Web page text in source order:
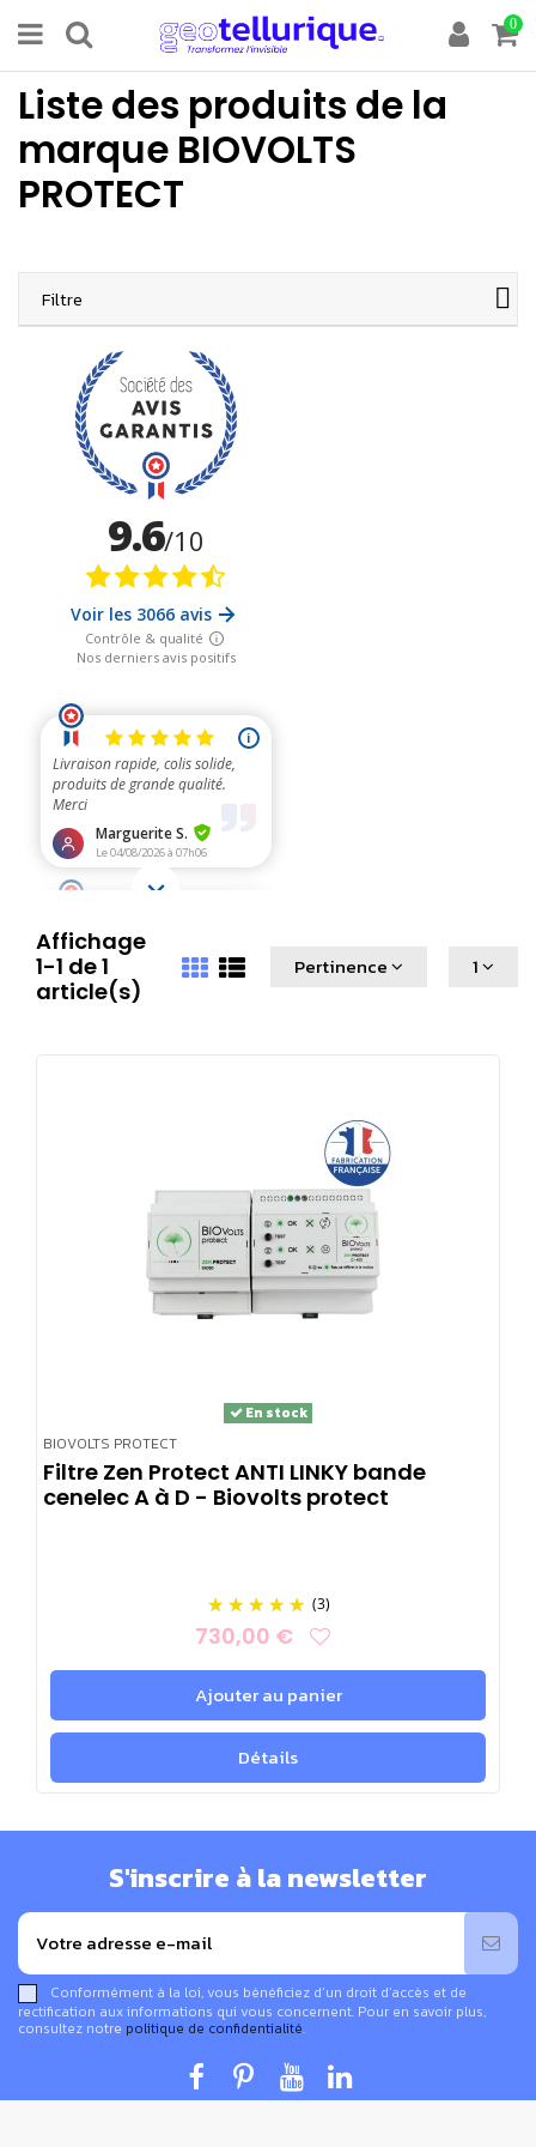
0
Liste des produits de la
marque BIOVOLTS
PROTECT
Filtre
Affichage
1-1 de 1
article(s)
Pertinence 1
BIOVOLTS PROTECT
En stock
Filtre Zen Protect ANTI LINKY bande
cenelec A à D - Biovolts protect
(3)
730,00 €
Ajouter au panier
Détails
S'inscrire à la newsletter
Conformément à la loi, vous bénéficiez d’un droit d’accès et de
rectification aux informations qui vous concernent. Pour en savoir plus,
consultez notre politique de confidentialité.